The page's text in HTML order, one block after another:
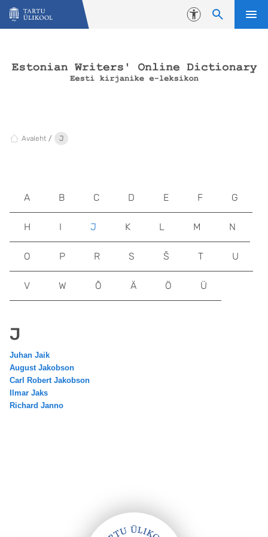
Liigu edasi põhisisu juurde
Juurdepääsetavus
Avaleht J
J
Juhan Jaik
August Jakobson
Carl Robert Jakobson
Ilmar Jaks
Richard Janno
A B C D E F G
H I J K L M N
O P R S Š T U
V W Õ Ä Ö Ü